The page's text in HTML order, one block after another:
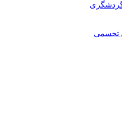
تجسمی